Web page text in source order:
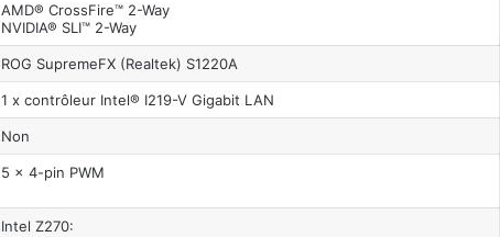
AMD® CrossFire™ 2-Way
NVIDIA® SLI™ 2-Way
ROG SupremeFX (Realtek) S1220A
1 x contrôleur Intel® I219-V Gigabit LAN
Non
5 x 4-pin PWM
Intel Z270: